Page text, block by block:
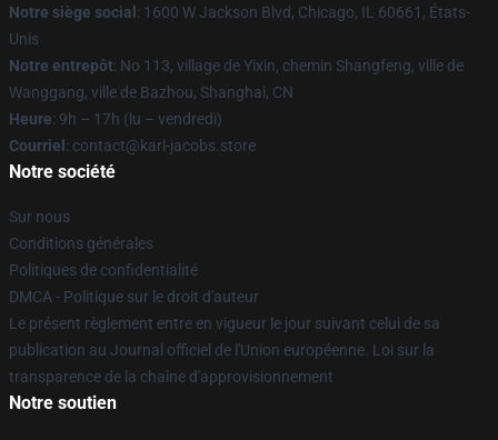
Notre siège social : 1600 W Jackson Blvd, Chicago, IL 60661, États-
Unis
Notre entrepôt: No 113, village de Yixin, chemin Shangfeng, ville de
Wanggang, ville de Bazhou, Shanghai, CN
Heure: 9h – 17h (lu – vendredi)
Courriel : contact@karl-jacobs.store
Notre société
Sur nous
Conditions générales
Politiques de confidentialité
DMCA - Politique sur le droit d'auteur
Le présent règlement entre en vigueur le jour suivant celui de sa
publication au Journal officiel de l'Union européenne. Loi sur la
transparence de la chaîne d'approvisionnement
Notre soutien